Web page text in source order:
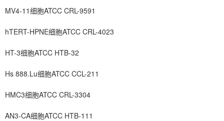
MV4-11细胞ATCC CRL-9591
hTERT-HPNE细胞ATCC CRL-4023
HT-3细胞ATCC HTB-32
Hs 888.Lu细胞ATCC CCL-211
HMC3细胞ATCC CRL-3304
AN3-CA细胞ATCC HTB-111